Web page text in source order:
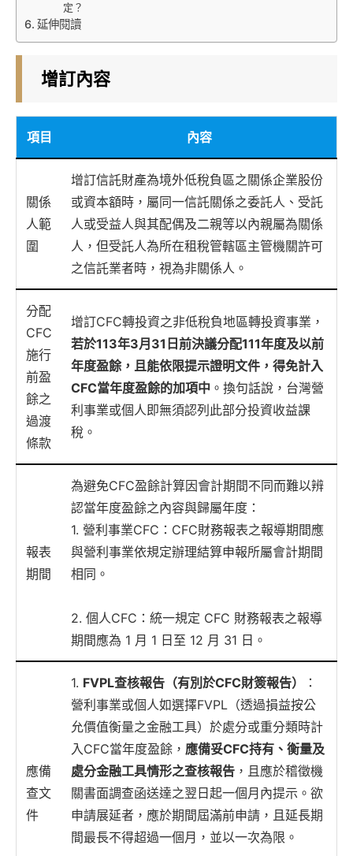
定？
延伸閱讀
增訂內容
項目 內容
關係
人範
圍
增訂信託財產為境外低稅負區之關係企業股份
或資本額時，屬同一信託關係之委託人、受託
人或受益人與其配偶及二親等以內親屬為關係
人，但受託人為所在租稅管轄區主管機關許可
之信託業者時，視為非關係人。
分配
CFC
施行
前盈
餘之
過渡
條款
增訂CFC轉投資之非低稅負地區轉投資事業，
若於113年3月31日前決議分配111年度及以前
年度盈餘，且能依限提示證明文件，得免計入
CFC當年度盈餘的加項中 。換句話說，台灣營
利事業或個人即無須認列此部分投資收益課
稅。
報表
期間
為避免CFC盈餘計算因會計期間不同而難以辨
認當年度盈餘之內容與歸屬年度：
1. 營利事業CFC：CFC財務報表之報導期間應
與營利事業依規定辦理結算申報所屬會計期間
相同。
2. 個人CFC：統一規定 CFC 財務報表之報導
期間應為 1 月 1 日至 12 月 31 日。
應備
查文
件
1. FVPL查核報告（有別於CFC財簽報告）
：
營利事業或個人如選擇FVPL（透過損益按公
允價值衡量之金融工具）於處分或重分類時計
入CFC當年度盈餘， 應備妥CFC持有、衡量及
處分金融工具情形之查核報告 ，且應於稽徵機
關書面調查函送達之翌日起一個月內提示。欲
申請展延者，應於期間屆滿前申請，且延長期
間最長不得超過一個月，並以一次為限。